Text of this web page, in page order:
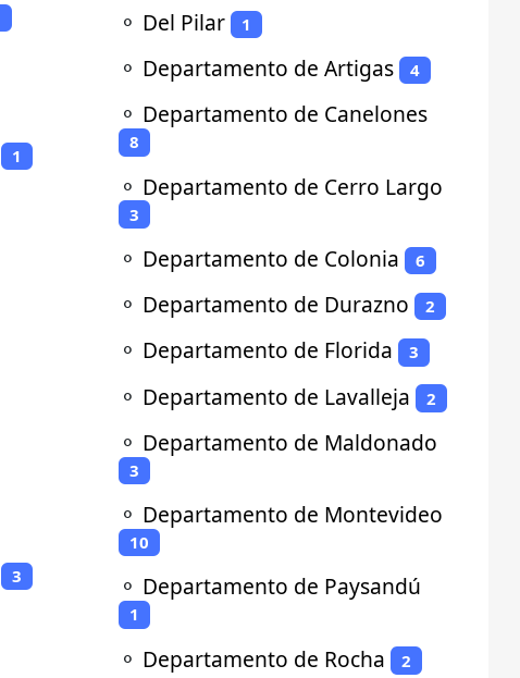
1
3
⚬ Del Pilar 1
⚬ Departamento de Artigas 4
⚬ Departamento de Canelones
8
⚬ Departamento de Cerro Largo
3
⚬ Departamento de Colonia 6
⚬ Departamento de Durazno 2
⚬ Departamento de Florida 3
⚬ Departamento de Lavalleja 2
⚬ Departamento de Maldonado
3
⚬ Departamento de Montevideo
10
⚬ Departamento de Paysandú
1
⚬ Departamento de Rocha 2